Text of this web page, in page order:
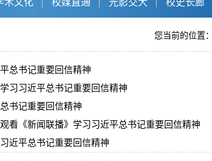
术文化 校媒直通 光影交大 校史长廊
您当前的位置：
总书记重要回信精神
习习近平总书记重要回信精神
书记重要回信精神
看《新闻联播》学习习近平总书记重要回信精神
近平总书记重要回信精神